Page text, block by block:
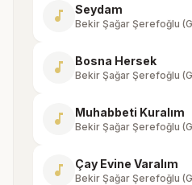
music_note Seydam
Bekir Şağar Şerefoğlu
music_note Bosna Hersek
Bekir Şağar Şerefoğlu
music_note Muhabbeti Kuralım
Bekir Şağar Şerefoğlu
music_note Çay Evine Varalım
Bekir Şağar Şerefoğlu